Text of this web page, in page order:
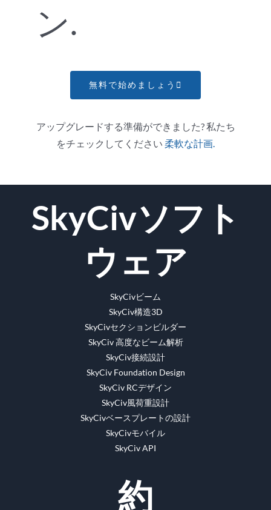
ン.
無料で始めましょう
アップグレードする準備ができました? 私たち
をチェックしてください 柔軟な計画.
SkyCivソフト
ウェア
SkyCivビーム
SkyCiv構造3D
SkyCivセクションビルダー
SkyCiv 高度なビーム解析
SkyCiv接続設計
SkyCiv Foundation Design
SkyCiv RCデザイン
SkyCiv風荷重設計
SkyCivベースプレートの設計
SkyCivモバイル
SkyCiv API
約